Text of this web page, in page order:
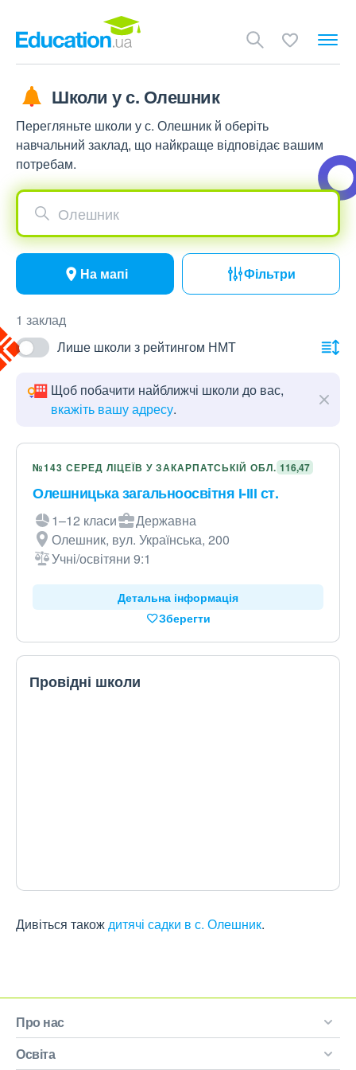
Школи у с. Олешник
Перегляньте школи у с. Олешник й оберіть
навчальний заклад, що найкраще відповідає вашим
потребам.
Олешник
На мапі Фільтри
1 заклад
Лише школи з рейтингом НМТ
Щоб побачити найближчі школи до вас,
вкажіть вашу адресу.
№143 СЕРЕД ЛІЦЕЇВ У ЗАКАРПАТСЬКІЙ ОБЛ. 116,47
Олешницька загальноосвітня І-ІІІ ст.
1–12 класи
Державна
Олешник, вул. Українська, 200
Учні/освітяни 9:1
Детальна інформація
Зберегти
Провідні школи
Дивіться такождитячі садки в с. Олешник.
Про нас
Освіта